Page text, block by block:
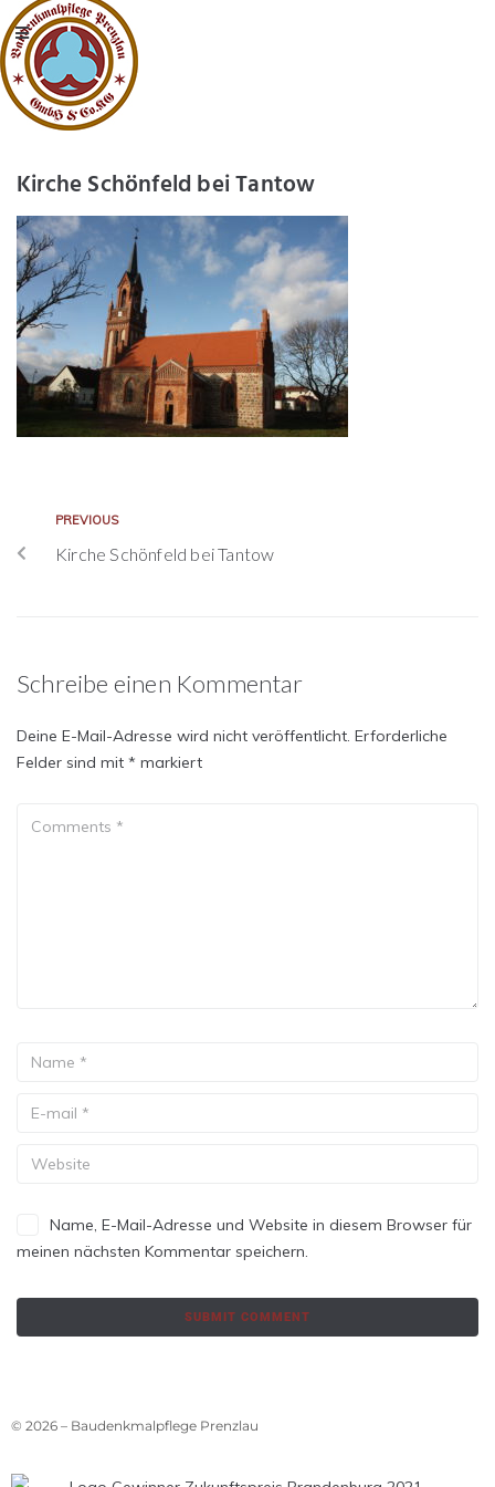
Kirche Schönfeld bei Tantow
PREVIOUS
Kirche Schönfeld bei Tantow
Schreibe einen Kommentar
Deine E-Mail-Adresse wird nicht veröffentlicht. Erforderliche
Felder sind mit * markiert
Name, E-Mail-Adresse und Website in diesem Browser für
meinen nächsten Kommentar speichern.
© 2026 – Baudenkmalpflege Prenzlau